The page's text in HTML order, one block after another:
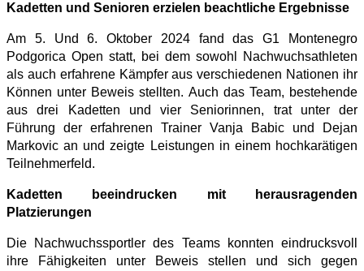
Kadetten und Senioren erzielen beachtliche Ergebnisse
Am 5. Und 6. Oktober 2024 fand das G1 Montenegro
Podgorica Open statt, bei dem sowohl Nachwuchsathleten
als auch erfahrene Kämpfer aus verschiedenen Nationen ihr
Können unter Beweis stellten. Auch das Team, bestehende
aus drei Kadetten und vier Seniorinnen, trat unter der
Führung der erfahrenen Trainer Vanja Babic und Dejan
Markovic an und zeigte Leistungen in einem hochkarätigen
Teilnehmerfeld.
Kadetten beeindrucken mit herausragenden
Platzierungen
Die Nachwuchssportler des Teams konnten eindrucksvoll
ihre Fähigkeiten unter Beweis stellen und sich gegen